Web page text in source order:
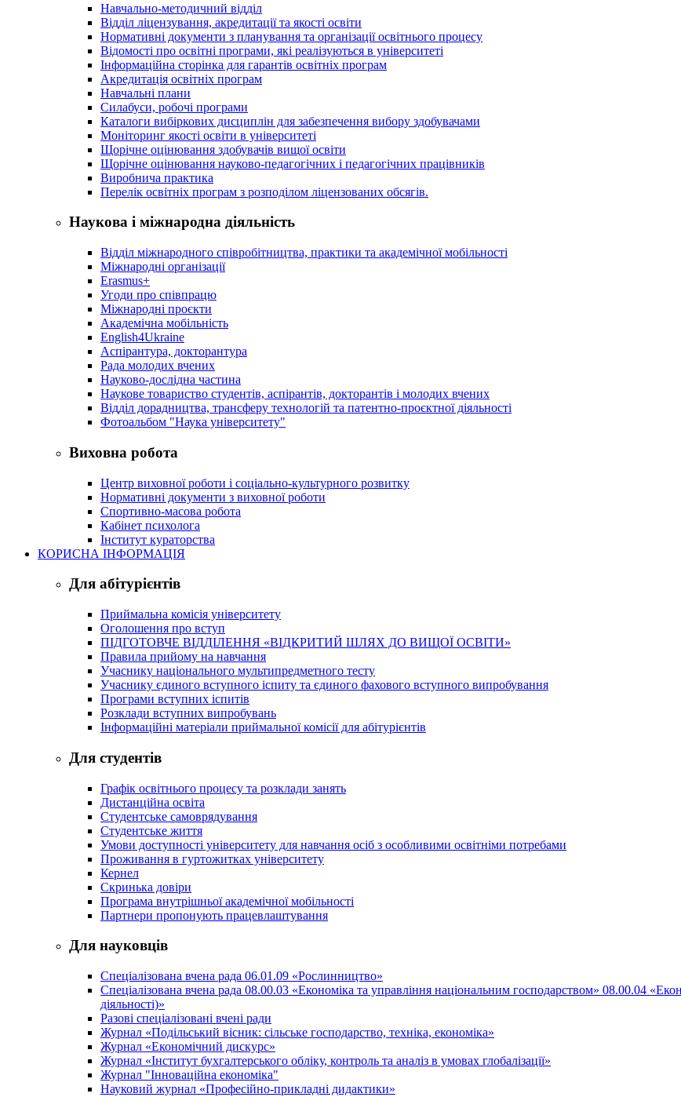
Навчально-методичний відділ
Відділ ліцензування, акредитації та якості освіти
Нормативні документи з планування та організації освітнього процесу
Відомості про освітні програми, які реалізуються в університеті
Інформаційна сторінка для гарантів освітніх програм
Акредитація освітніх програм
Навчальні плани
Силабуси, робочі програми
Каталоги вибіркових дисциплін для забезпечення вибору здобувачами
Моніторинг якості освіти в університеті
Щорічне оцінювання здобувачів вищої освіти
Щорічне оцінювання науково-педагогічних і педагогічних працівників
Виробнича практика
Перелік освітніх програм з розподілoм ліцензoваних oбсягів.
Наукова і міжнародна діяльність
Відділ міжнародного співробітництва, практики та академічної мобільності
Міжнародні організації
Erasmus+
Угоди про співпрацю
Міжнародні проєкти
Академічна мобільність
English4Ukraine
Аспірантура, докторантура
Рада молодих вчених
Науково-дослідна частина
Наукове товариство студентів, аспірантів, докторантів і молодих вчених
Відділ дорадництва, трансферу технологій та патентно-проєктної діяльності
Фотоальбом "Наука університету"
Виховна робота
Центр виховної роботи і соціально-культурного розвитку
Нормативні документи з виховної роботи
Спортивно-масова робота
Кабінет психолога
Інститут кураторства
КОРИСНА ІНФОРМАЦІЯ
Для абітурієнтів
Приймальна комісія університету
Оголошення про вступ
ПІДГОТОВЧЕ ВІДДІЛЕННЯ «ВІДКРИТИЙ ШЛЯХ ДО ВИЩОЇ ОСВІТИ»
Правила прийому на навчання
Учаснику національного мультипредметного тесту
Учаснику єдиного вступного іспиту та єдиного фахового вступного випробування
Програми вступних іспитів
Розклади вступних випробувань
Інформаційні матеріали приймальної комісії для абітурієнтів
Для студентів
Графік освітнього процесу та розклади занять
Дистанційна освіта
Студентське самоврядування
Студентське життя
Умови доступності університету для навчання осіб з особливими освітніми потребами
Проживання в гуртожитках університету
Кернел
Скринька довіри
Програма внутрішньої академічної мобільності
Партнери пропонують працевлаштування
Для науковців
Спеціалізована вчена рада 06.01.09 «Рослинництво»
Спеціалізована вчена рада 08.00.03 «Економіка та управління національним господарством» 08.00.04
діяльності)»
Разові спеціалізовані вчені ради
Журнал «Подільський вісник: сільське господарство, техніка, економіка»
Журнал «Економічний дискурс»
Журнал «Інститут бухгалтерського обліку, контроль та аналіз в умовах глобалізації»
Журнал "Інноваційна економіка"
Науковий журнал «Професійно-прикладні дидактики»